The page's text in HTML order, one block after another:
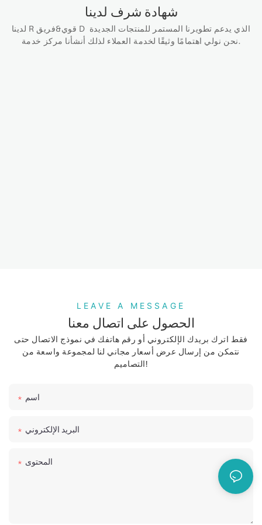
شهادة شرف لدينا
لدينا R قوي&فريق D الذي يدعم تطويرنا المستمر للمنتجات الجديدة
نحن نولي اهتمامًا وثيقًا لخدمة العملاء لذلك أنشأنا مركز خدمة.
LEAVE A MESSAGE
الحصول على اتصال معنا
فقط اترك بريدك الإلكتروني أو رقم هاتفك في نموذج الاتصال حتى
نتمكن من إرسال عرض أسعار مجاني لنا لمجموعة واسعة من
التصاميم!
اسم
البريد الإلكتروني
المحتوى